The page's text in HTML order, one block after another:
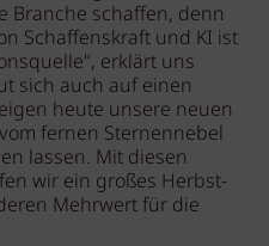
Branche schaffen, denn
Schaffenskraft und KI ist
erklärt uns
sich auch auf einen
heute unsere neuen
fernen Sternennebel
lassen. Mit diesen
wir ein großes Herbst-
Mehrwert für die